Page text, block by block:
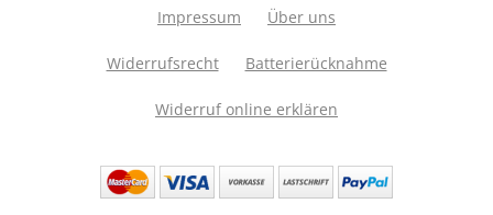
Impressum Über uns
Widerrufsrecht Batterierücknahme
Widerruf online erklären